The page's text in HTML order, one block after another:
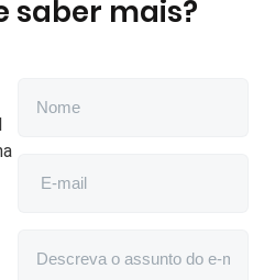
saber mais?